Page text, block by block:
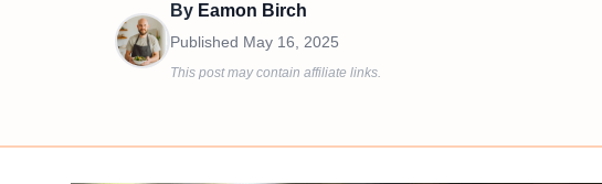
By Eamon Birch
Published May 16, 2025
This post may contain affiliate links.